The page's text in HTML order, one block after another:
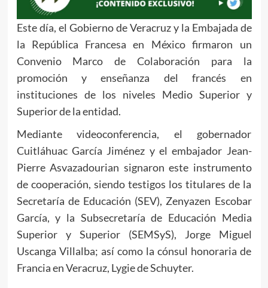
Este día, el Gobierno de Veracruz y la Embajada de
la República Francesa en México firmaron un
Convenio Marco de Colaboración para la
promoción y enseñanza del francés en
instituciones de los niveles Medio Superior y
Superior de la entidad.
Mediante videoconferencia, el gobernador
Cuitláhuac García Jiménez y el embajador Jean-
Pierre Asvazadourian signaron este instrumento
de cooperación, siendo testigos los titulares de la
Secretaría de Educación (SEV), Zenyazen Escobar
García, y la Subsecretaría de Educación Media
Superior y Superior (SEMSyS), Jorge Miguel
Uscanga Villalba; así como la cónsul honoraria de
Francia en Veracruz, Lygie de Schuyter.